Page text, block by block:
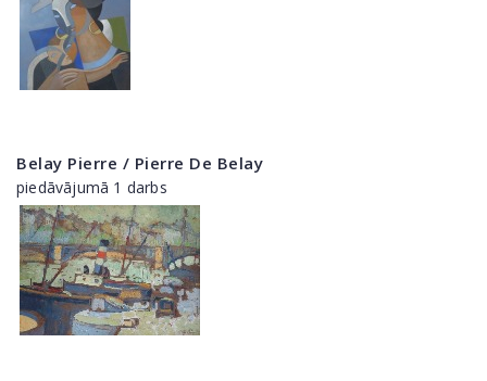
Belay Pierre / Pierre De Belay
piedāvājumā 1 darbs